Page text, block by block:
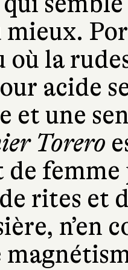
mieux.
où la
acide
et une
Torero
femme
rites et
n’en